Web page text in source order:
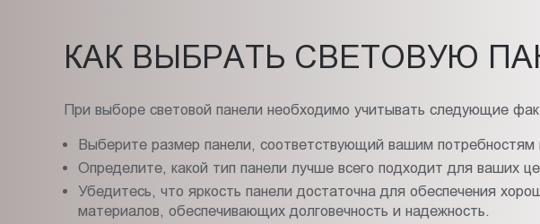
КАК ВЫБРАТЬ СВЕТОВУЮ
При выборе световой панели необходимо учитывать следующие
Выберите размер панели, соответствующий вашим потребностям
Определите, какой тип панели лучше всего подходит для ваших
Убедитесь, что яркость панели достаточна для обеспечения
материалов, обеспечивающих долговечность и надежность.